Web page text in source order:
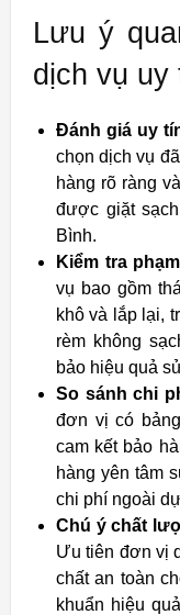
Lưu ý
dịch vụ uy
Đánh giá uy
chọn dịch vụ
hàng rõ ràng
được giặt
Bình.
Kiểm tra
vụ bao gồm
khô và lắp lại,
rèm không
bảo hiệu quả
So sánh chi
đơn vị có
cam kết bảo
hàng yên tâm
chi phí ngoài
Chú ý chất
Ưu tiên đơn vị
chất an toàn
khuẩn hiệu